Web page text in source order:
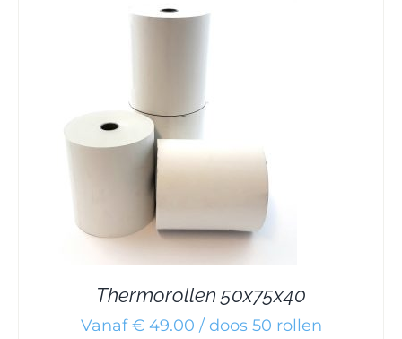
Thermorollen 50x75x40
Vanaf € 49.00 / doos 50 rollen